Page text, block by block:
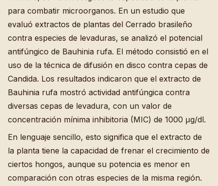
para combatir microorganos. En un estudio que
evaluó extractos de plantas del Cerrado brasileño
contra especies de levaduras, se analizó el potencial
antifúngico de Bauhinia rufa. El método consistió en el
uso de la técnica de difusión en disco contra cepas de
Candida. Los resultados indicaron que el extracto de
Bauhinia rufa mostró actividad antifúngica contra
diversas cepas de levadura, con un valor de
concentración mínima inhibitoria (MIC) de 1000 μg/dl.
En lenguaje sencillo, esto significa que el extracto de
la planta tiene la capacidad de frenar el crecimiento de
ciertos hongos, aunque su potencia es menor en
comparación con otras especies de la misma región.